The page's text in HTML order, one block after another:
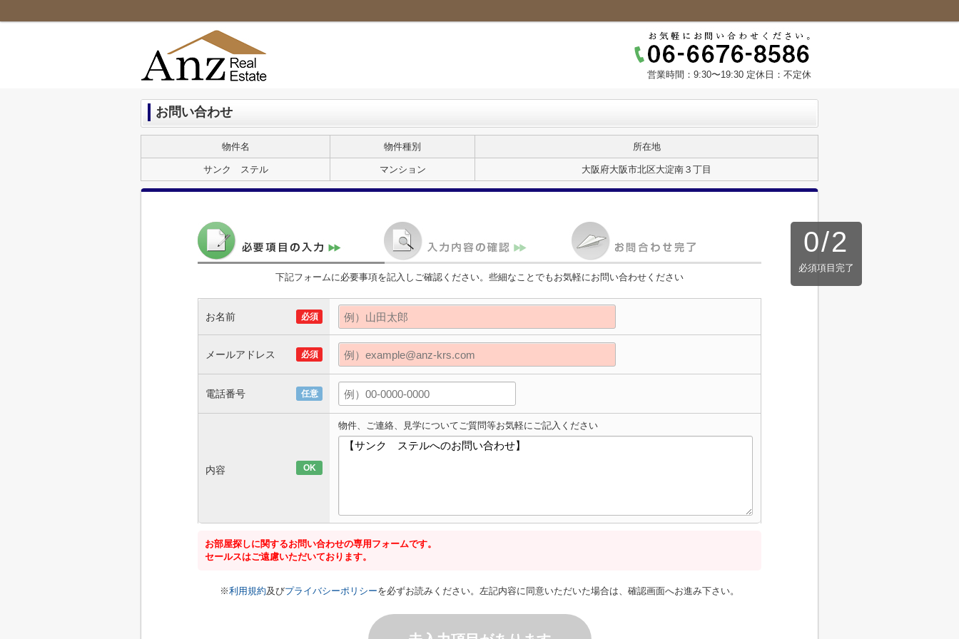
営業時間：9:30〜19:30 定休日：不定休
お問い合わせ
物件名 物件種別 所在地
サンク ステル マンション 大阪府大阪市北区大淀南３丁目
0/2
必須項目完了
下記フォームに必要事項を記入しご確認ください。些細なことでもお気軽にお問い合わせください
お名前 必須
メールアドレス 必須
電話番号 任意
内容 OK
物件、ご連絡、見学についてご質問等お気軽にご記入ください
お部屋探しに関するお問い合わせの専用フォームです。
セールスはご遠慮いただいております。
※利用規約及びプライバシーポリシーを必ずお読みください。左記内容に同意いただいた場合は、確認画面へお進み下さい。